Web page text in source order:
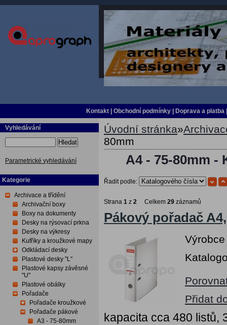
Kontakt Obchodní podmínky Doprava a platba
Vyhledávání
Hledat
Parametrické vyhledávání
Kategorie
Archivace a třídění
Archivační boxy
Boxy na dokumenty
Desky na rýsovací prkna
Desky na výkresy
Kufříky a kroužkové mapy
Odkládací desky
Plastové desky "L"
Plastové kapsy závěsné
"U"
Plastové obálky
Pořadače
Pořadače kroužkové
Pořadače pákové
A3 - 75-80mm
Úvodní stránka»
80mm
A4 - 75-80mm -
Řadit podle:
Strana 1 z 2 Celkem 29 záznamů
Pákový pořadač
Přidat
kapacita cca 480 listů,